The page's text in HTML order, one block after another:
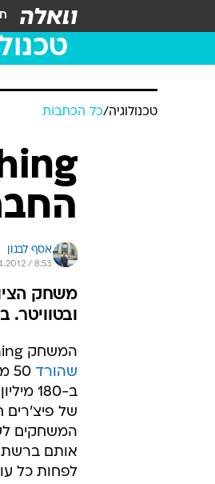
טכנולוגיה/כל הכתבות
אסף לבנון
/ 8:53
משחק
המשחק Draw Something משתדרג.
שהורד
ב-180
של פיצ'רים
המשחקים
אותם
לפחות כל